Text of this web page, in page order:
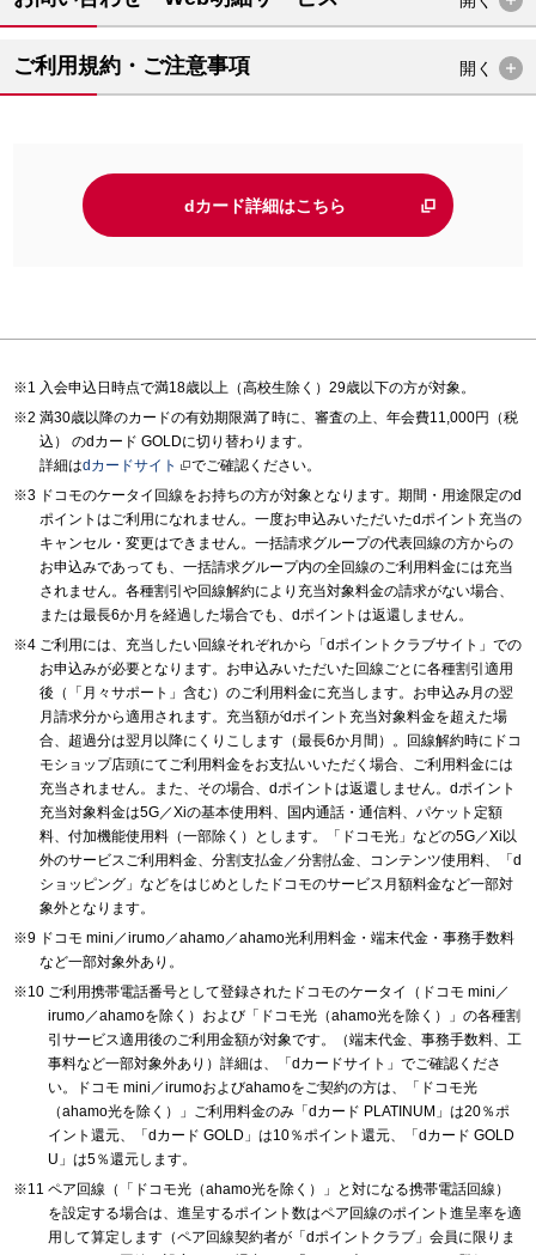
ご利用規約・ご注意事項 開く
dカード詳細はこちら
入会申込日時点で満18歳以上（高校生除く）29歳以下の方が対象。
満30歳以降のカードの有効期限満了時に、審査の上、年会費11,000円（税
込） のdカード GOLDに切り替わります。
詳細はdカードサイト
でご確認ください。
ドコモのケータイ回線をお持ちの方が対象となります。期間・用途限定のd
ポイントはご利用になれません。一度お申込みいただいたdポイント充当の
キャンセル・変更はできません。一括請求グループの代表回線の方からの
お申込みであっても、一括請求グループ内の全回線のご利用料金には充当
されません。各種割引や回線解約により充当対象料金の請求がない場合、
または最長6か月を経過した場合でも、dポイントは返還しません。
ご利用には、充当したい回線それぞれから「dポイントクラブサイト」での
お申込みが必要となります。お申込みいただいた回線ごとに各種割引適用
後（「月々サポート」含む）のご利用料金に充当します。お申込み月の翌
月請求分から適用されます。充当額がdポイント充当対象料金を超えた場
合、超過分は翌月以降にくりこします（最長6か月間）。回線解約時にドコ
モショップ店頭にてご利用料金をお支払いいただく場合、ご利用料金には
充当されません。また、その場合、dポイントは返還しません。dポイント
充当対象料金は5G／Xiの基本使用料、国内通話・通信料、パケット定額
料、付加機能使用料（一部除く）とします。「ドコモ光」などの5G／Xi以
外のサービスご利用料金、分割支払金／分割払金、コンテンツ使用料、「d
ショッピング」などをはじめとしたドコモのサービス月額料金など一部対
象外となります。
ドコモ mini／irumo／ahamo／ahamo光利用料金・端末代金・事務手数料
など一部対象外あり。
ご利用携帯電話番号として登録されたドコモのケータイ（ドコモ mini／
irumo／ahamoを除く）および「ドコモ光（ahamo光を除く）」の各種割
引サービス適用後のご利用金額が対象です。（端末代金、事務手数料、工
事料など一部対象外あり）詳細は、「dカードサイト」でご確認くださ
い。ドコモ mini／irumoおよびahamoをご契約の方は、「ドコモ光
（ahamo光を除く）」ご利用料金のみ「dカード PLATINUM」は20％ポ
イント還元、「dカード GOLD」は10％ポイント還元、「dカード GOLD
U」は5％還元します。
ペア回線（「ドコモ光（ahamo光を除く）」と対になる携帯電話回線）
を設定する場合は、進呈するポイント数はペア回線のポイント進呈率を適
用して算定します（ペア回線契約者が「dポイントクラブ」会員に限りま